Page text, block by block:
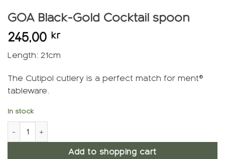
GOA Black-Gold Cocktail spoon
245,00 kr
Length: 21cm
The Cutipol cutlery is a perfect match for ment®
tableware.
In stock
GOA Black-Gold Cocktail spoon quantity
Add to shopping cart